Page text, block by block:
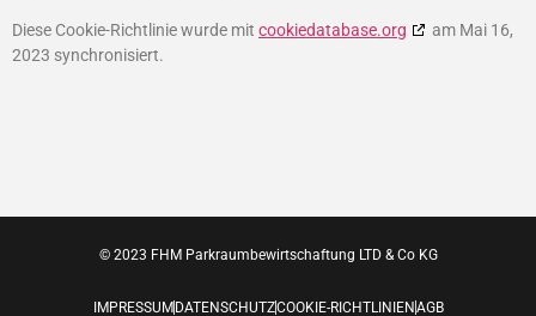
Diese Cookie-Richtlinie wurde mit cookiedatabase.org
am Mai 16,
2023 synchronisiert.
© 2023 FHM Parkraumbewirtschaftung LTD & Co KG
IMPRESSUM DATENSCHUTZCOOKIE-RICHTLINIEN AGB